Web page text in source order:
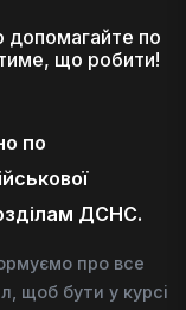
допомагайте по
що робити!
по
ДСНС.
про все
щоб бути у курсі